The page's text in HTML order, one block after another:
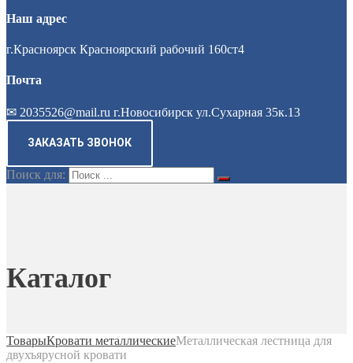
Наш адрес
г.Красноярск Красноярский рабочий 160ст4
Почта
✉ 2035526@mail.ru г.Новосибирск ул.Сухарная 35к.13
ЗАКАЗАТЬ ЗВОНОК
Поиск для:
Каталог
ТоварыКровати металлическиеМеталлическая лестница для
двухъярусной кровати